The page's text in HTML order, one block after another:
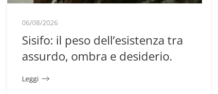
06/08/2026
Sisifo: il peso dell’esistenza tra
assurdo, ombra e desiderio.
Leggi